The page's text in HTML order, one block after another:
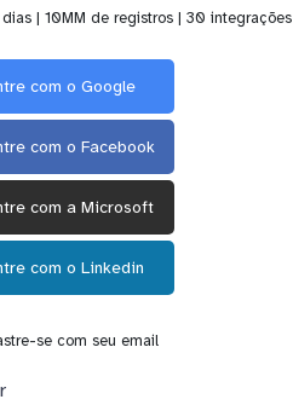
| 10MM de registros | 30 integrações
com o Google
com o Facebook
com a Microsoft
com o Linkedin
se com seu email